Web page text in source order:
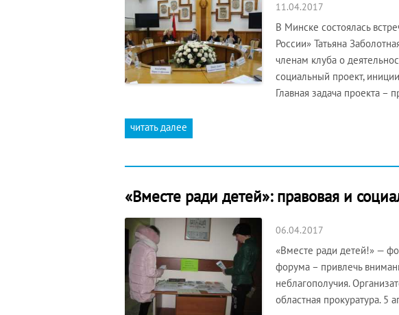
11.04.2017
В Минске состоялась
России» Татьяна
членам клуба о
социальный проект,
Главная задача проекта –
читать далее
«Вместе ради детей»: правовая и
06.04.2017
«Вместе ради детей!» —
форума – привлечь
неблагополучия.
областная прокуратура. 5